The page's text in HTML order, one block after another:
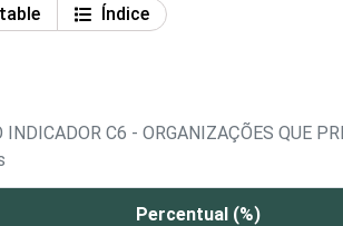
Índice
INDICADOR C6 - ORGANIZAÇÕES QUE
Percentual (%)